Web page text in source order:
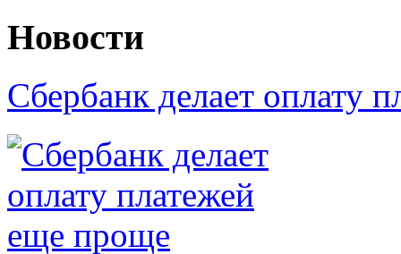
Новости
Сбербанк делает